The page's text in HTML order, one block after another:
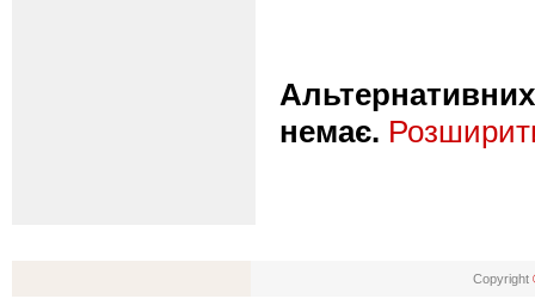
Альтернативних
немає.
Copyright